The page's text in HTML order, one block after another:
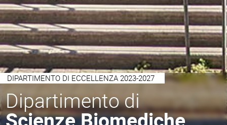
DIPARTIMENTO DI ECCELLENZA 2023-2027
Dipartimento di